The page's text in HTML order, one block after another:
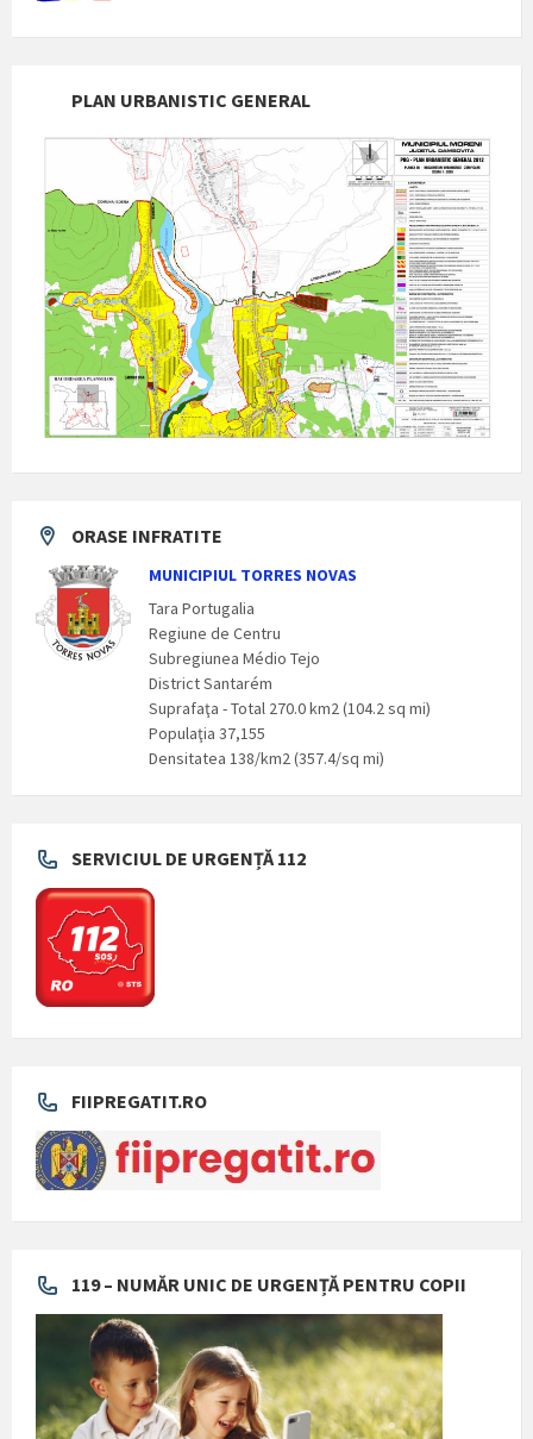
PLAN URBANISTIC GENERAL
ORASE INFRATITE
MUNICIPIUL TORRES NOVAS
Tara Portugalia
Regiune de Centru
Subregiunea Médio Tejo
District Santarém
Suprafaţa - Total 270.0 km2 (104.2 sq mi)
Populaţia 37,155
Densitatea 138/km2 (357.4/sq mi)
SERVICIUL DE URGENȚĂ 112
FIIPREGATIT.RO
119 – NUMĂR UNIC DE URGENȚĂ PENTRU COPII